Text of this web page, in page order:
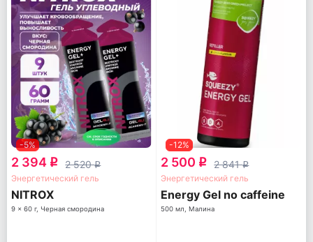
-5%
2 394 q 2 520q
Энергетический гель
NITROX
9 x 60 г, Черная смородина
-12%
2 500 q 2 841q
Энергетический гель
Energy Gel no caffeine
500 мл, Малина